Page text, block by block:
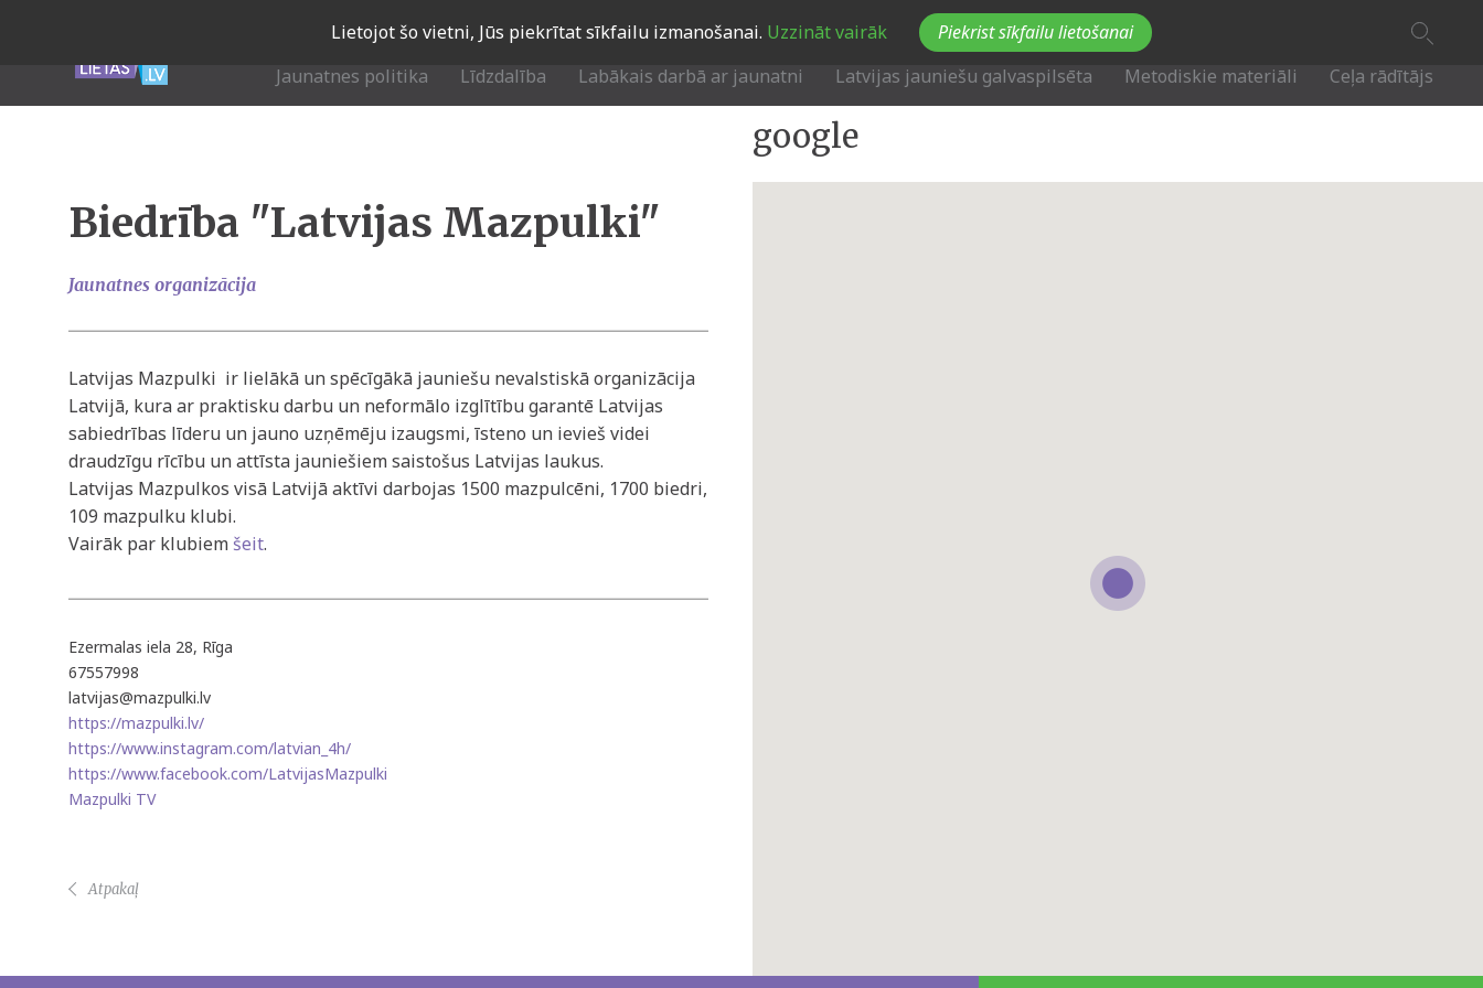
Lietojot šo vietni, Jūs piekrītat sīkfailu izmanošanai. Uzzināt vairāk Piekrist sīkfailu lietošanai
Jaunatnes politika Līdzdalība Labākais darbā ar jaunatni Latvijas jauniešu galvaspilsēta Metodiskie materiāli Ceļa rādītājs
Biedrība "Latvijas Mazpulki"
Jaunatnes organizācija
Latvijas Mazpulki ir lielākā un spēcīgākā jauniešu nevalstiskā organizācija
Latvijā, kura ar praktisku darbu un neformālo izglītību garantē Latvijas
sabiedrības līderu un jauno uzņēmēju izaugsmi, īsteno un ievieš videi
draudzīgu rīcību un attīsta jauniešiem saistošus Latvijas laukus.
Latvijas Mazpulkos visā Latvijā aktīvi darbojas 1500 mazpulcēni, 1700 biedri,
109 mazpulku klubi.
Vairāk par klubiem šeit.
Ezermalas iela 28, Rīga
67557998
latvijas@mazpulki.lv
https://mazpulki.lv/
https://www.instagram.com/latvian_4h/
https://www.facebook.com/LatvijasMazpulki
Mazpulki TV
Atpakaļ
google